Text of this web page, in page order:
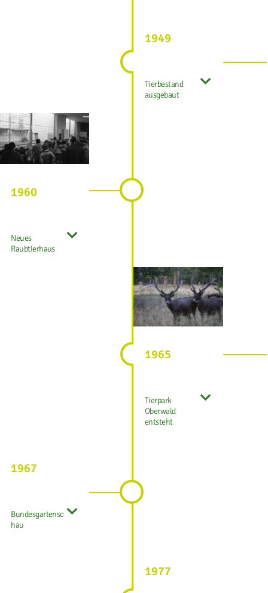
1949
Tierbestand
ausgebaut
1960
Neues
Raubtierhaus
1965
Tierpark
Oberwald
entsteht
1967
Bundesgartensc
hau
1977